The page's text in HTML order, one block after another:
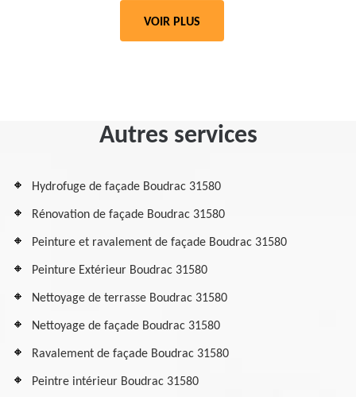
VOIR PLUS
Autres services
Hydrofuge de façade Boudrac 31580
Rénovation de façade Boudrac 31580
Peinture et ravalement de façade Boudrac 31580
Peinture Extérieur Boudrac 31580
Nettoyage de terrasse Boudrac 31580
Nettoyage de façade Boudrac 31580
Ravalement de façade Boudrac 31580
Peintre intérieur Boudrac 31580